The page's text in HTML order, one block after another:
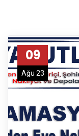
09
Ağu 23